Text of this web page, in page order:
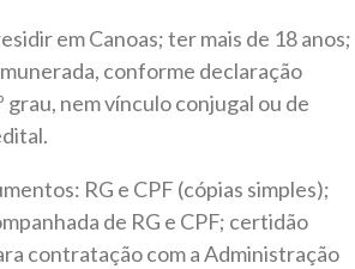
em Canoas; ter mais de 18 anos;
conforme declaração
nem vínculo conjugal ou de
RG e CPF (cópias simples);
de RG e CPF; certidão
contratação com a Administração